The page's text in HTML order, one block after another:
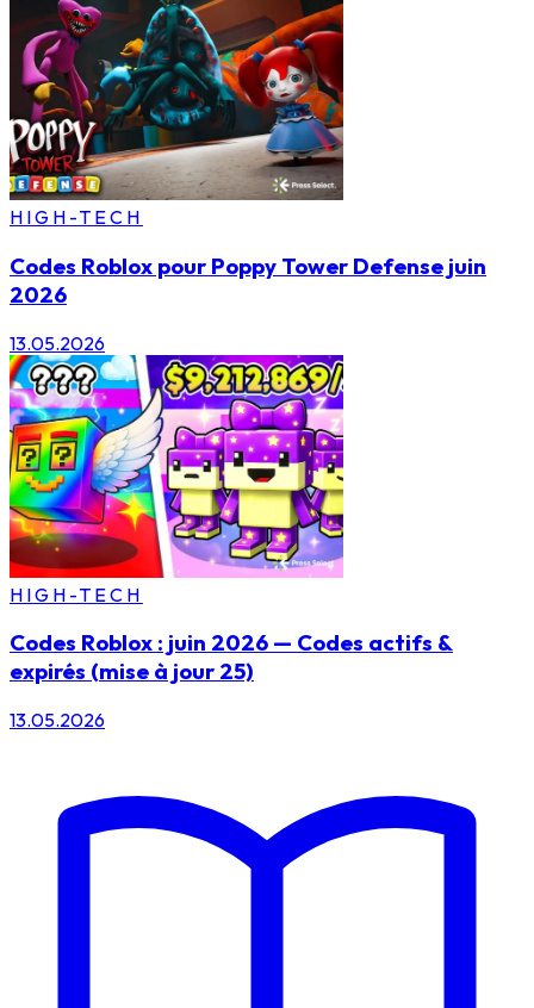
HIGH-TECH
Codes Roblox pour Poppy Tower Defense juin
2026
13.05.2026
HIGH-TECH
Codes Roblox : juin 2026 — Codes actifs &
expirés (mise à jour 25)
13.05.2026